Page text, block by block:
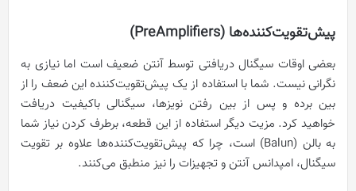
پیش‌تقویت‌کننده‌ها (PreAmplifiers)
بعضی اوقات سیگنال دریافتی توسط آنتن ضعیف است اما نیازی به
نگرانی نیست. شما با استفاده از یک پیش‌تقویت‌کننده این ضعف را از
بین برده و پس از بین رفتن نویزها، سیگنالی باکیفیت دریافت
خواهید کرد. مزیت دیگر استفاده از این قطعه، برطرف کردن نیاز شما
به بالن (Balun) است، چرا که پیش‌تقویت‌کننده‌ها علاوه بر تقویت
سیگنال، امپدانس آنتن و تجهیزات را نیز منطبق می‌کنند.